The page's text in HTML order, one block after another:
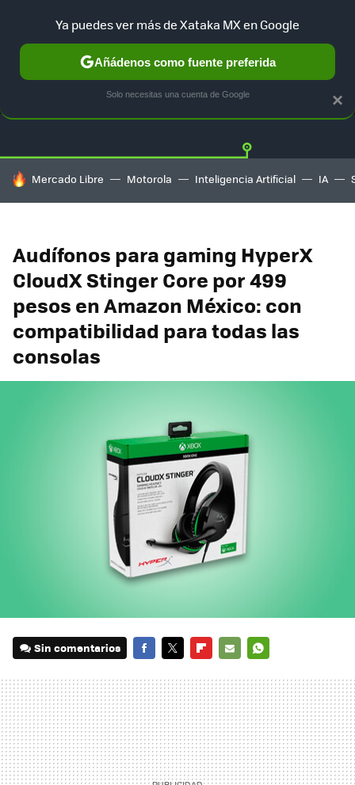
GUÍA DE COMPRAS MERCADO LIBRE
HOY SE HABLA DE
Mercado Libre Motorola Inteligencia Artificial IA
Audífonos para gaming HyperX
CloudX Stinger Core por 499
pesos en Amazon México: con
compatibilidad para todas las
consolas
Sin comentarios
MAIL
×
Ya puedes ver más de Xataka MX en Google
Añádenos como fuente preferida
Solo necesitas una cuenta de Google